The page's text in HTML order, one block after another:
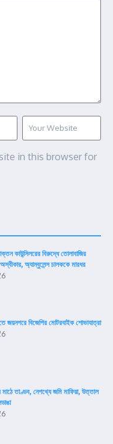
in this browser for
কাউন্সিলরের বিরুদ্ধে তোলাবাজির
অ্যাম্বুলেন্স চালককে মারধর
জয়নগরে বিজেপির মোটরবাইক শোভাযাত্রা
মাঠে তাণ্ডব, নেপথ্যে জমি মাফিয়া, উত্তাল